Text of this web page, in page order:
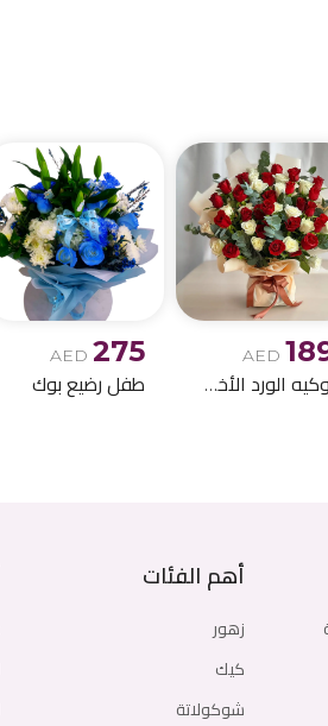
AED
بوكيه الورد الأخمر والابيض
AED 275
طفل رضيع بوك
أهم الفئات
زهور
كيك
شوكولاتة